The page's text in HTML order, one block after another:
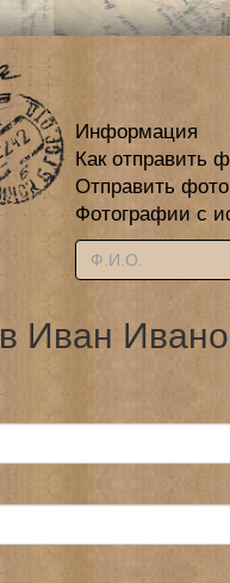
Информация
Как отправить
Отправить
Фотографии с
Иван